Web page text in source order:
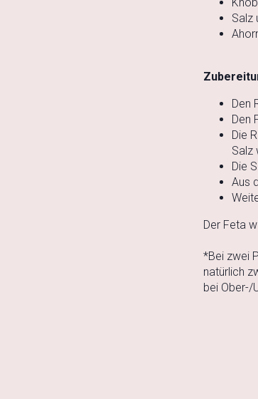
Salz
Den
Den
Die
Salz
Die
Aus
Der Feta
*Bei zwei
natürlich
bei Ober-/